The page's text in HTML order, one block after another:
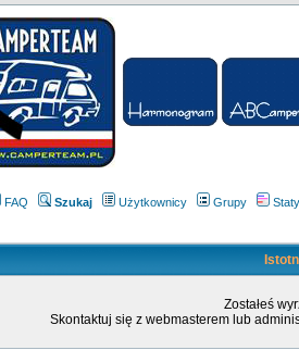
FAQ Szukaj Użytkownicy Grupy
Zostałeś
Skontaktuj się z webmasterem lub